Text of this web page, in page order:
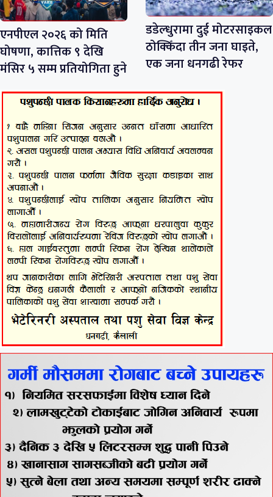
एनपीएल २०२६ को मिति
घोषणा, कात्तिक ९ देखि
मंसिर ५ सम्म प्रतियोगिता हुने
डडेल्धुरामा दुई मोटरसाइकल
ठोक्किँदा तीन जना घाइते,
एक जना धनगढी रेफर